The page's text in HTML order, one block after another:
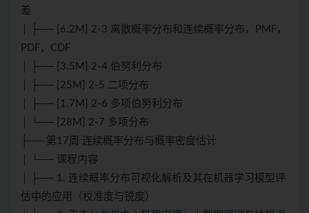
差
│ ├── [6.2M] 2-3 离散概率分布和连续概率分布，PMF，
PDF，CDF
│ ├── [3.5M] 2-4 伯努利分布
│ ├── [25M] 2-5 二项分布
│ ├── [1.7M] 2-6 多项伯努利分布
│ └── [28M] 2-7 多项分布
├── 第17周 连续概率分布与概率密度估计
│ └── 课程内容
│ ├── 1. 连续概率分布可视化解析及其在机器学习模型评
估中的应用（校准度与锐度）